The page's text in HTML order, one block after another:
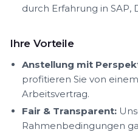
durch Erfahrung in SAP,
Ihre Vorteile
Anstellung mit
profitieren Sie von
Arbeitsvertrag.
Fair & Transparent:
Rahmenbedingungen